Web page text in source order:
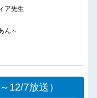
ア先生
ん～
12/7放送）